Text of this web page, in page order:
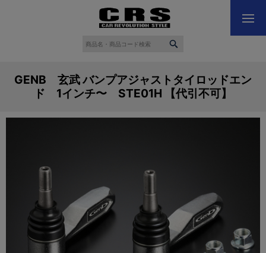
GENB 玄武 バンプアジャストタイロッドエン
ド 1インチ〜 STE01H 【代引不可】